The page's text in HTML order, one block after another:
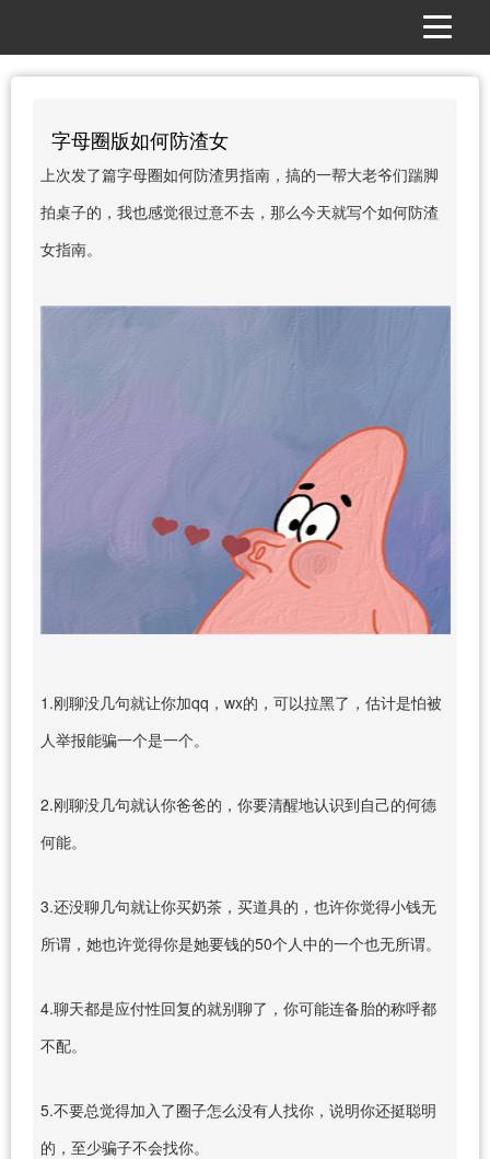
字母圈版如何防渣女
上次发了篇字母圈如何防渣男指南，搞的一帮大老爷们踹脚
拍桌子的，我也感觉很过意不去，那么今天就写个如何防渣
女指南。
1.刚聊没几句就让你加qq，wx的，可以拉黑了，估计是怕被
人举报能骗一个是一个。
2.刚聊没几句就认你爸爸的，你要清醒地认识到自己的何德
何能。
3.还没聊几句就让你买奶茶，买道具的，也许你觉得小钱无
所谓，她也许觉得你是她要钱的50个人中的一个也无所谓。
4.聊天都是应付性回复的就别聊了，你可能连备胎的称呼都
不配。
5.不要总觉得加入了圈子怎么没有人找你，说明你还挺聪明
的，至少骗子不会找你。